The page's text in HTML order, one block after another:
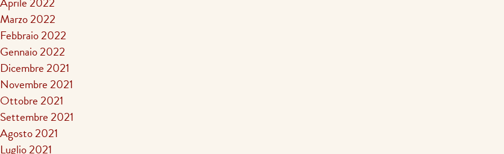
Marzo 2022
Febbraio 2022
Gennaio 2022
Dicembre 2021
Novembre 2021
Ottobre 2021
Settembre 2021
Agosto 2021
Luglio 2021